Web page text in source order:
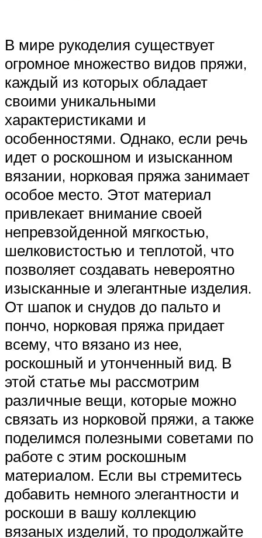
В мире рукоделия существует
огромное множество видов пряжи,
каждый из которых обладает
своими уникальными
характеристиками и
особенностями. Однако, если речь
идет о роскошном и изысканном
вязании, норковая пряжа занимает
особое место. Этот материал
привлекает внимание своей
непревзойденной мягкостью,
шелковистостью и теплотой, что
позволяет создавать невероятно
изысканные и элегантные изделия.
От шапок и снудов до пальто и
пончо, норковая пряжа придает
всему, что вязано из нее,
роскошный и утонченный вид. В
этой статье мы рассмотрим
различные вещи, которые можно
связать из норковой пряжи, а также
поделимся полезными советами по
работе с этим роскошным
материалом. Если вы стремитесь
добавить немного элегантности и
роскоши в вашу коллекцию
вязаных изделий, то продолжайте